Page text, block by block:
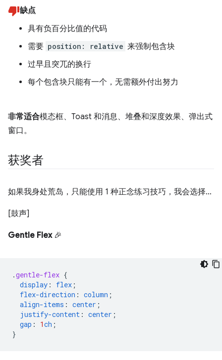
缺点
具有负百分比值的代码
需要 position: relative 来强制包含块
过早且突兀的换行
每个包含块只能有一个，无需额外付出努力
非常适合模态框、Toast 和消息、堆叠和深度效果、弹出式
窗口。
获奖者
如果我身处荒岛，只能使用 1 种正念练习技巧，我会选择…
[鼓声]
Gentle Flex🎉
.gentle-flex {
display : flex ;
flex-direction : column ;
align-items : center ;
justify-content : center ;
gap : 1ch ;
}